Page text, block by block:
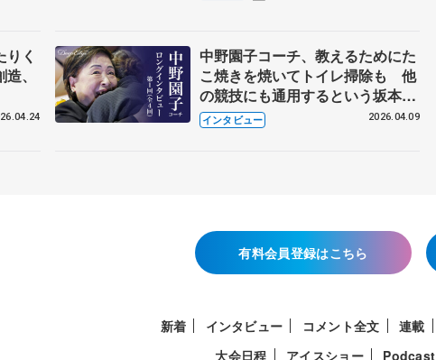
く
、
中野園子コーチ、教えるためにた
こ焼きを焼いてトイレ掃除も 他
の競技にも通用するという坂本花
織の筋肉
インタビュー 2026.04.09
有料会員登録はこちら
新着 インタビュー コメント全文 連載
大会日程
アイスショー Podcast